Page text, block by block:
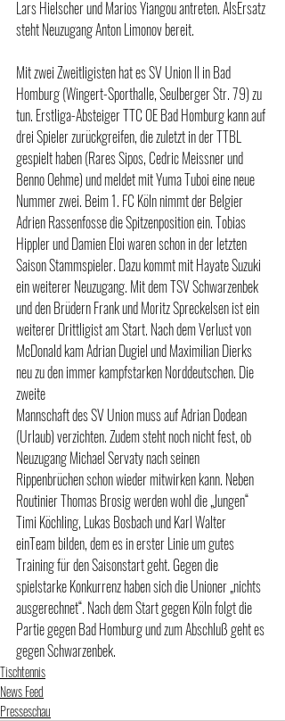
Lars Hielscher und Marios Yiangou antreten. AlsErsatz
steht Neuzugang Anton Limonov bereit.
Mit zwei Zweitligisten hat es SV Union II in Bad
Homburg (Wingert-Sporthalle, Seulberger Str. 79) zu
tun. Erstliga-Absteiger TTC OE Bad Homburg kann auf
drei Spieler zurückgreifen, die zuletzt in der TTBL
gespielt haben (Rares Sipos, Cedric Meissner und
Benno Oehme) und meldet mit Yuma Tuboi eine neue
Nummer zwei. Beim 1. FC Köln nimmt der Belgier
Adrien Rassenfosse die Spitzenposition ein. Tobias
Hippler und Damien Eloi waren schon in der letzten
Saison Stammspieler. Dazu kommt mit Hayate Suzuki
ein weiterer Neuzugang. Mit dem TSV Schwarzenbek
und den Brüdern Frank und Moritz Spreckelsen ist ein
weiterer Drittligist am Start. Nach dem Verlust von
McDonald kam Adrian Dugiel und Maximilian Dierks
neu zu den immer kampfstarken Norddeutschen. Die
zweite
Mannschaft des SV Union muss auf Adrian Dodean
(Urlaub) verzichten. Zudem steht noch nicht fest, ob
Neuzugang Michael Servaty nach seinen
Rippenbrüchen schon wieder mitwirken kann. Neben
Routinier Thomas Brosig werden wohl die „Jungen“
Timi Köchling, Lukas Bosbach und Karl Walter
einTeam bilden, dem es in erster Linie um gutes
Training für den Saisonstart geht. Gegen die
spielstarke Konkurrenz haben sich die Unioner „nichts
ausgerechnet“. Nach dem Start gegen Köln folgt die
Partie gegen Bad Homburg und zum Abschluß geht es
gegen Schwarzenbek.
Tischtennis
News Feed
Presseschau